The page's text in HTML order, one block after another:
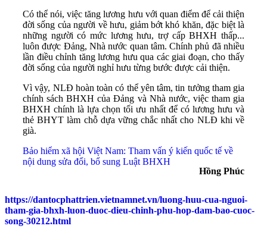
Có thể nói, việc tăng lương hưu với quan điểm để cải thiện
đời sống của người về hưu, giảm bớt khó khăn, đặc biệt là
những người có mức lương hưu, trợ cấp BHXH thấp...
luôn được Đảng, Nhà nước quan tâm. Chính phủ đã nhiều
lần điều chỉnh tăng lương hưu qua các giai đoạn, cho thấy
đời sống của người nghỉ hưu từng bước được cải thiện.
Vì vậy, NLĐ hoàn toàn có thể yên tâm, tin tưởng tham gia
chính sách BHXH của Đảng và Nhà nước, việc tham gia
BHXH chính là lựa chọn tối ưu nhất để có lương hưu và
thẻ BHYT làm chỗ dựa vững chắc nhất cho NLĐ khi về
già.
Bảo hiểm xã hội Việt Nam: Tham vấn ý kiến quốc tế về
nội dung sửa đổi, bổ sung Luật BHXH
Hồng Phúc
https://dantocphattrien.vietnamnet.vn/luong-huu-cua-nguoi-
tham-gia-bhxh-luon-duoc-dieu-chinh-phu-hop-dam-bao-cuoc-
song-30212.html